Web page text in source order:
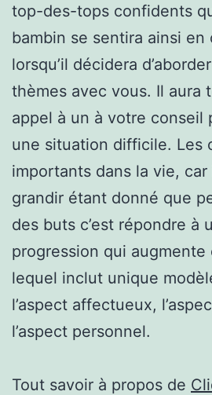
top-des-tops confidents
bambin se sentira ainsi en
lorsqu’il décidera
thèmes avec vous. Il aura
appel à un à votre conseil
une situation difficile. Les
importants dans la vie,
grandir étant donné que
des buts c’est répondre à
progression qui
lequel inclut unique
l’aspect affectueux,
l’aspect personnel.
Tout savoir à propos de